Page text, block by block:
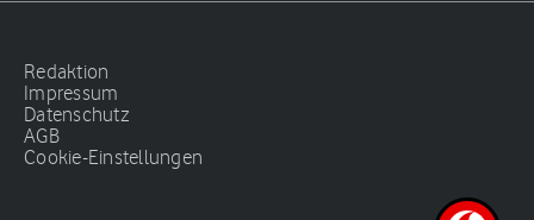
Redaktion
Impressum
Datenschutz
AGB
Cookie-Einstellungen